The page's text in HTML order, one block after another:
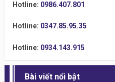
Hotline: 0986.407.801
Hotline: 0347.85.95.35
Hotline: 0934.143.915
Bài viết nổi bật